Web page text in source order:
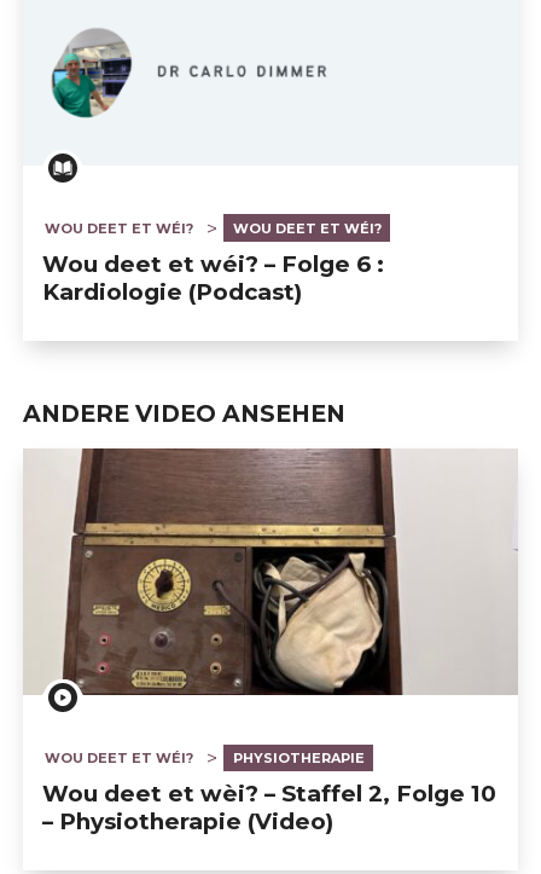
WOU DEET ET WÉI? WOU DEET ET WÉI?
Wou deet et wéi? – Folge 6 :
Kardiologie (Podcast)
ANDERE VIDEO ANSEHEN
WOU DEET ET WÉI? PHYSIOTHERAPIE
Wou deet et wèi? – Staffel 2, Folge 10
– Physiotherapie (Video)